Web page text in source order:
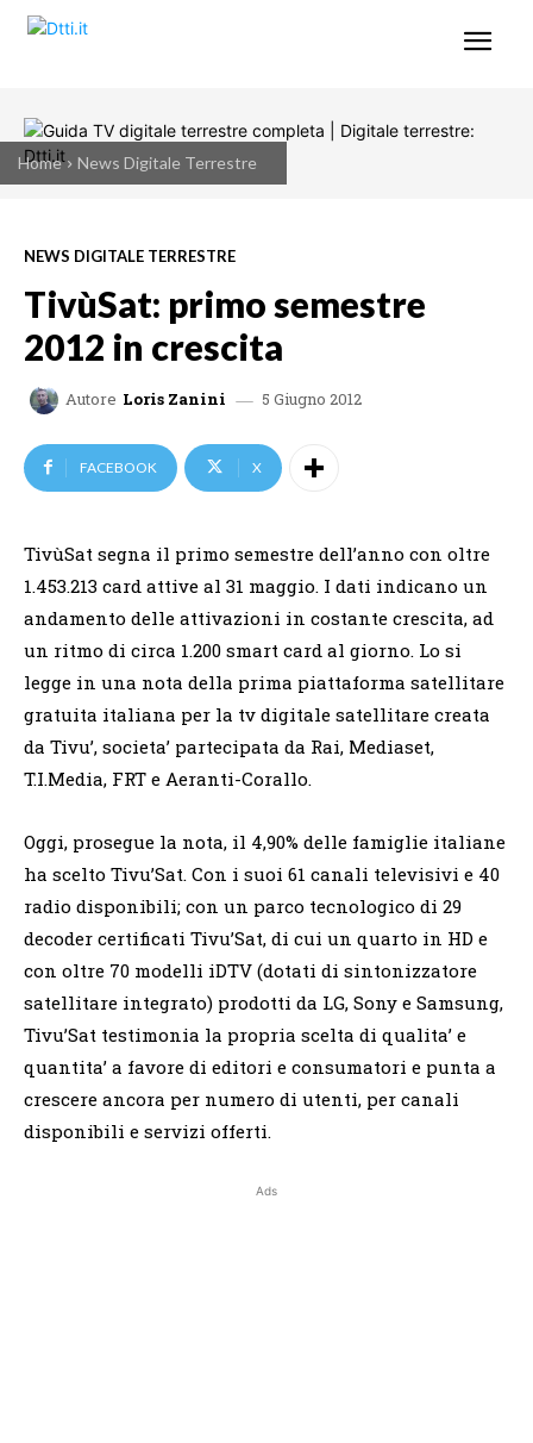
Home News Digitale Terrestre
NEWS DIGITALE TERRESTRE
TivùSat: primo semestre
2012 in crescita
Autore Loris Zanini 5 Giugno 2012
FACEBOOK X
TivùSat segna il primo semestre dell’anno con oltre
1.453.213 card attive al 31 maggio. I dati indicano un
andamento delle attivazioni in costante crescita, ad
un ritmo di circa 1.200 smart card al giorno. Lo si
legge in una nota della prima piattaforma satellitare
gratuita italiana per la tv digitale satellitare creata
da Tivu’, societa’ partecipata da Rai, Mediaset,
T.I.Media, FRT e Aeranti-Corallo.
Oggi, prosegue la nota, il 4,90% delle famiglie italiane
ha scelto Tivu’Sat. Con i suoi 61 canali televisivi e 40
radio disponibili; con un parco tecnologico di 29
decoder certificati Tivu’Sat, di cui un quarto in HD e
con oltre 70 modelli iDTV (dotati di sintonizzatore
satellitare integrato) prodotti da LG, Sony e Samsung,
Tivu’Sat testimonia la propria scelta di qualita’ e
quantita’ a favore di editori e consumatori e punta a
crescere ancora per numero di utenti, per canali
disponibili e servizi offerti.
Ads